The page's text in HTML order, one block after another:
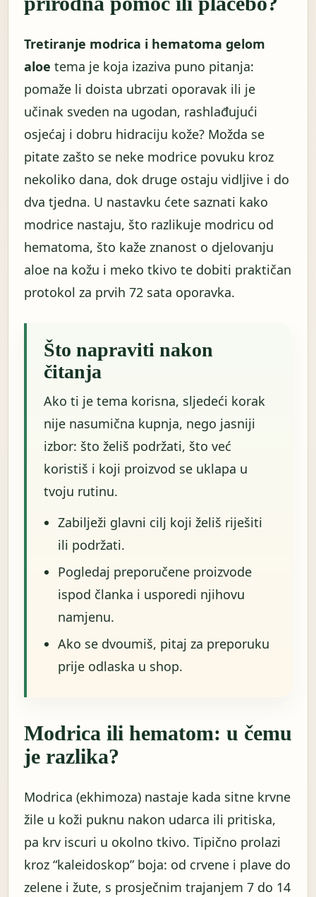
Tretiranje modrica i hematoma gelom
aloe tema je koja izaziva puno pitanja:
pomaže li doista ubrzati oporavak ili je
učinak sveden na ugodan, rashlađujući
osjećaj i dobru hidraciju kože? Možda se
pitate zašto se neke modrice povuku kroz
nekoliko dana, dok druge ostaju vidljive i do
dva tjedna. U nastavku ćete saznati kako
modrice nastaju, što razlikuje modricu od
hematoma, što kaže znanost o djelovanju
aloe na kožu i meko tkivo te dobiti praktičan
protokol za prvih 72 sata oporavka.
Što napraviti nakon
čitanja
Ako ti je tema korisna, sljedeći korak
nije nasumična kupnja, nego jasniji
izbor: što želiš podržati, što već
koristiš i koji proizvod se uklapa u
tvoju rutinu.
Zabilježi glavni cilj koji želiš riješiti
ili podržati.
Pogledaj preporučene proizvode
ispod članka i usporedi njihovu
namjenu.
Ako se dvoumiš, pitaj za preporuku
prije odlaska u shop.
Modrica ili hematom: u čemu
je razlika?
Modrica (ekhimoza) nastaje kada sitne krvne
žile u koži puknu nakon udarca ili pritiska,
pa krv iscuri u okolno tkivo. Tipično prolazi
kroz “kaleidoskop” boja: od crvene i plave do
zelene i žute, s prosječnim trajanjem 7 do 14